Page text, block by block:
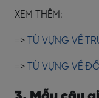
XEM THÊM:
=> TỪ VỰNG VỀ
=> TỪ VỰNG VỀ